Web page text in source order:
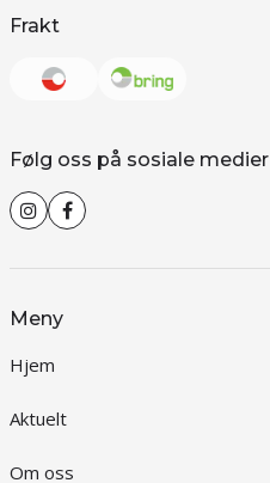
Frakt
Følg oss på sosiale medier
Meny
Hjem
Aktuelt
Om oss